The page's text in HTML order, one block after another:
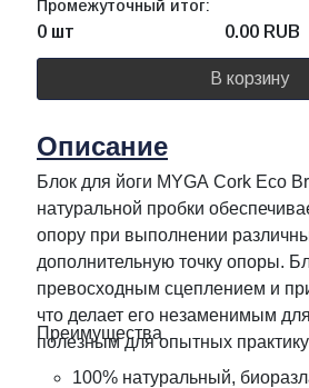
Промежуточный итог:
0 шт 0.00 RUB
В корзину
Описание
Блок для йоги MYGA Cork Eco
натуральной пробки
опору при выполнении
дополнительную точку опоры.
превосходным сцеплением и
что делает его незаменимым
полезным для опытных
Преимущества
100% натуральный,